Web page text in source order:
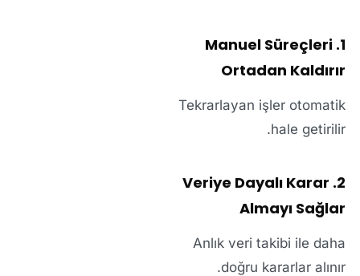
1. Manuel Süreçleri
Ortadan Kaldırır
Tekrarlayan işler otomatik
hale getirilir.
2. Veriye Dayalı Karar
Almayı Sağlar
Anlık veri takibi ile daha
doğru kararlar alınır.